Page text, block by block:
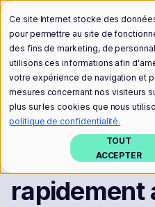
Ce site Internet stocke des
pour permettre au site de
des fins de marketing, de
utilisons ces informations afin
votre expérience de navigation et
mesures concernant nos visiteurs
plus sur les cookies que nous
politique de confidentialité.
TOUT
ACCEPTER
Solutions : KYB (know your
Intégrez les
rapidement